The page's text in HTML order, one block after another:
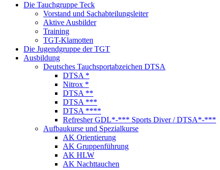
scrollenDie Tauchgruppe Teck
Vorstand und Sachabteilungsleiter
Aktive Ausbilder
Training
TGT-Klamotten
Die Jugendgruppe der TGT
Ausbildung
Deutsches Tauchsportabzeichen DTSA
DTSA *
Nitrox *
DTSA **
DTSA ***
DTSA ****
Refresher GDL*-*** Sports Diver / DTSA*-***
Aufbaukurse und Spezialkurse
AK Orientierung
AK Gruppenführung
AK HLW
AK Nachttauchen